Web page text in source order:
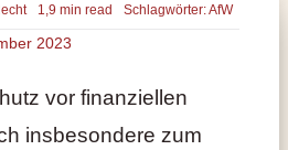
1,9 min read Schlagwörter:AfW
2023
vor finanziellen
insbesondere zum